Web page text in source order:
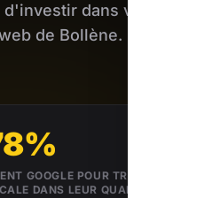
dans votre
de Bollène.
GOOGLE POUR TROUVER
DANS LEUR QUARTIER